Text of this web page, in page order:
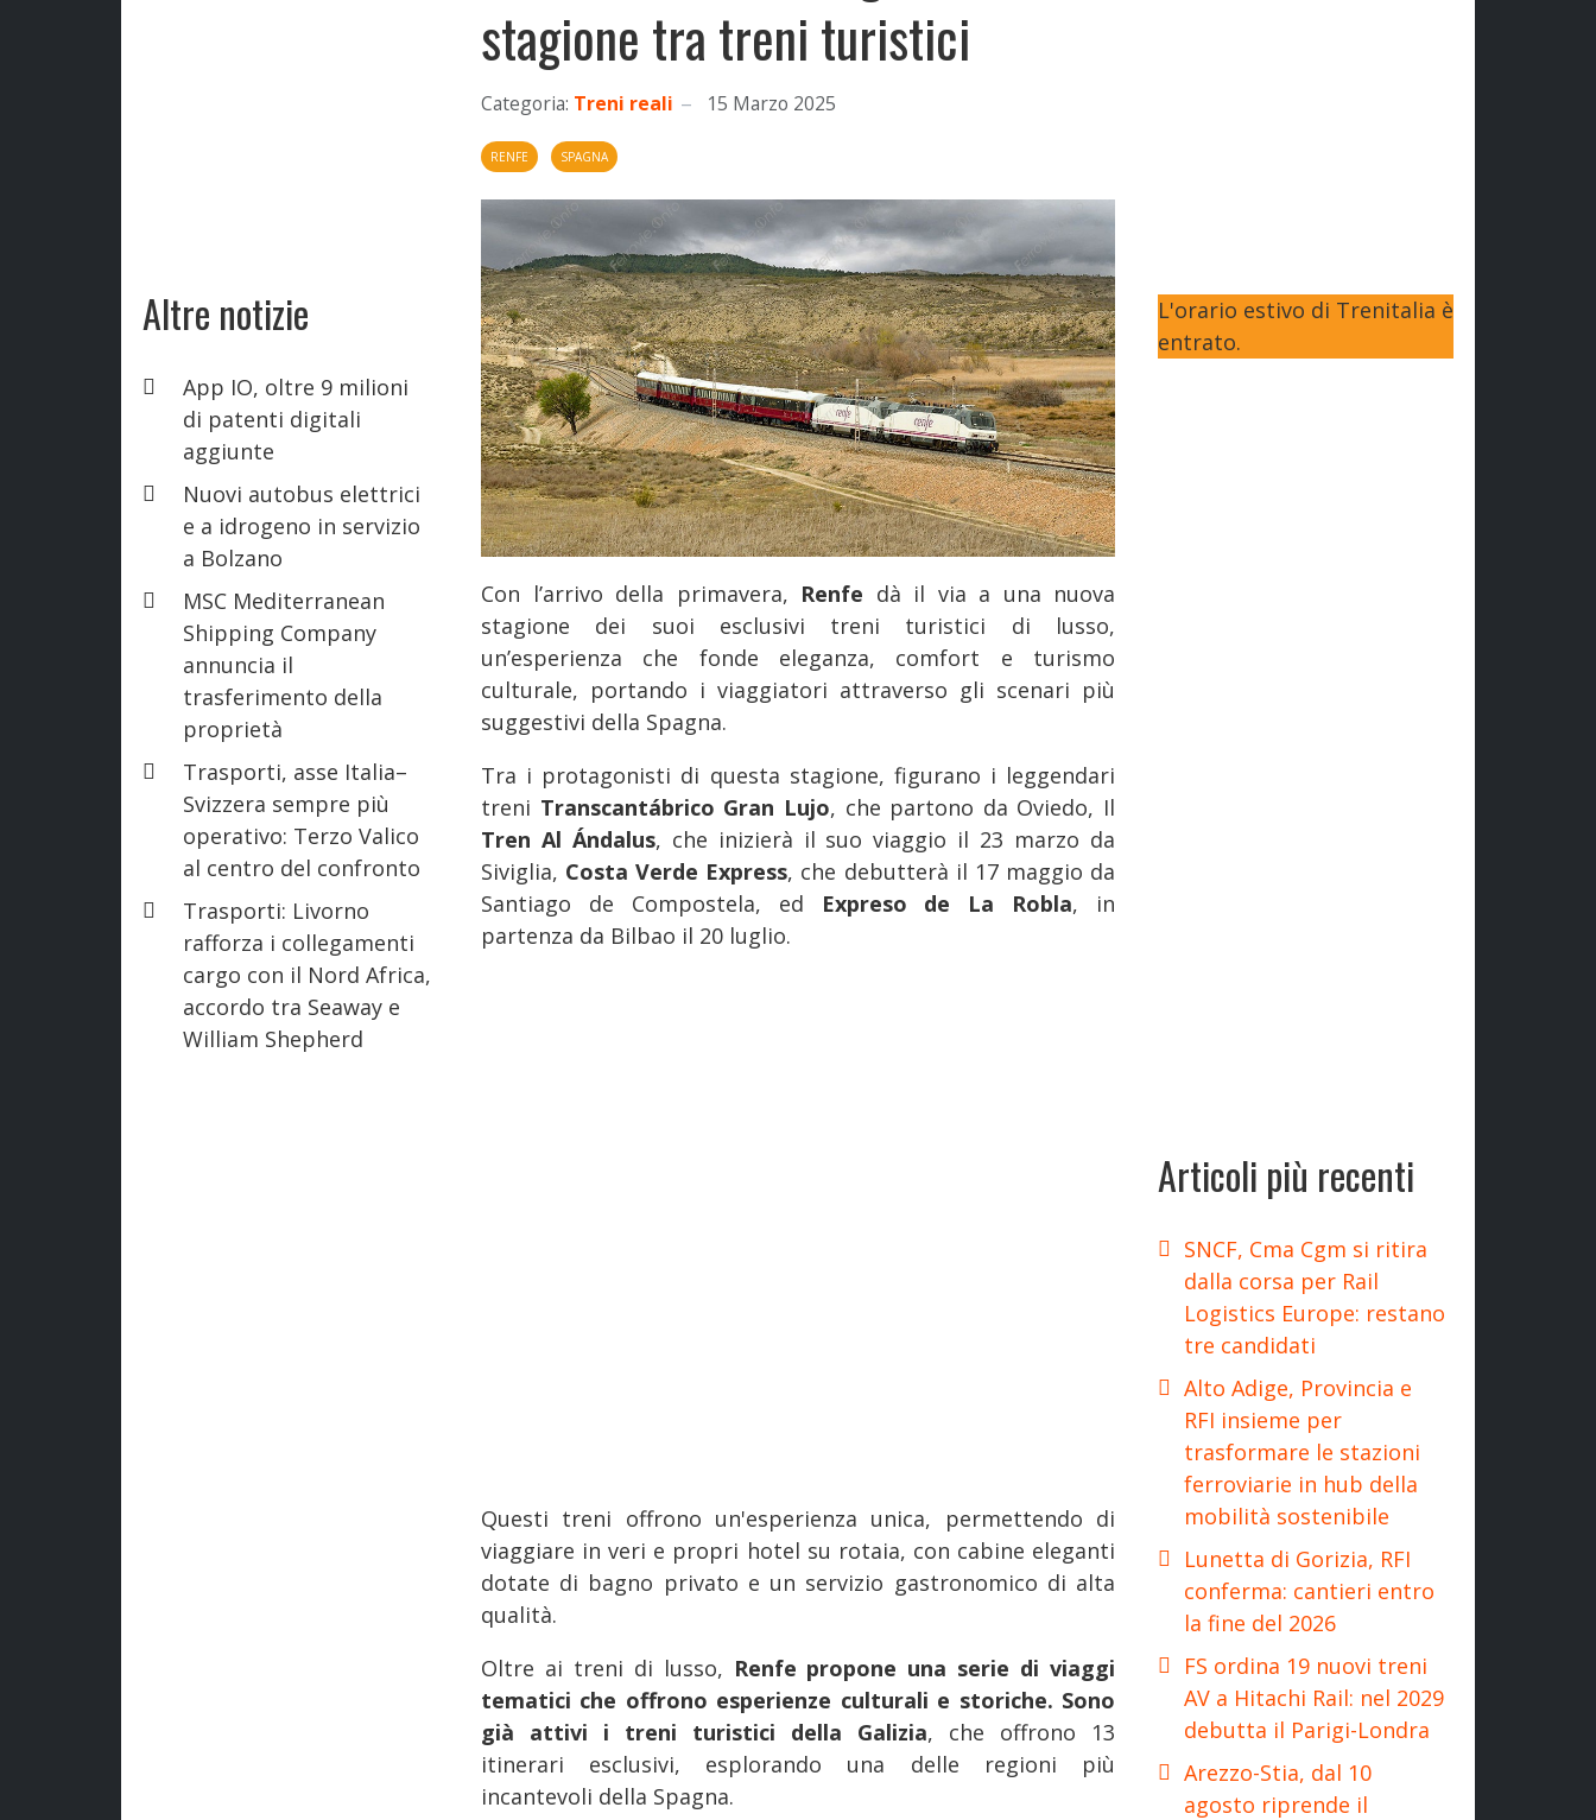
Altre notizie
App IO, oltre 9 milioni
di patenti digitali
aggiunte
Nuovi autobus elettrici
e a idrogeno in servizio
a Bolzano
MSC Mediterranean
Shipping Company
annuncia il
trasferimento della
proprietà
Trasporti, asse Italia–
Svizzera sempre più
operativo: Terzo Valico
al centro del confronto
Trasporti: Livorno
rafforza i collegamenti
cargo con il Nord Africa,
accordo tra Seaway e
William Shepherd
stagione tra treni turistici
Categoria: Treni reali 15 Marzo 2025
RENFE SPAGNA
Con l’arrivo della primavera, Renfe dà il via a una nuova
stagione dei suoi esclusivi treni turistici di lusso,
un’esperienza che fonde eleganza, comfort e turismo
culturale, portando i viaggiatori attraverso gli scenari più
suggestivi della Spagna.
Tra i protagonisti di questa stagione, figurano i leggendari
treni Transcantábrico Gran Lujo, che partono da Oviedo, Il
Tren Al Ándalus, che inizierà il suo viaggio il 23 marzo da
Siviglia, Costa Verde Express, che debutterà il 17 maggio da
Santiago de Compostela, ed
Expreso de La Robla, in
partenza da Bilbao il 20 luglio.
Questi treni offrono un'esperienza unica, permettendo di
viaggiare in veri e propri hotel su rotaia, con cabine eleganti
dotate di bagno privato e un servizio gastronomico di alta
qualità.
Oltre ai treni di lusso, Renfe propone una serie di viaggi
tematici che offrono esperienze culturali e storiche. Sono
già attivi i treni turistici della Galizia, che offrono 13
itinerari esclusivi, esplorando una delle regioni più
incantevoli della Spagna.
L'orario estivo di Trenitalia è
entrato.
Articoli più recenti
SNCF, Cma Cgm si ritira
dalla corsa per Rail
Logistics Europe: restano
tre candidati
Alto Adige, Provincia e
RFI insieme per
trasformare le stazioni
ferroviarie in hub della
mobilità sostenibile
Lunetta di Gorizia, RFI
conferma: cantieri entro
la fine del 2026
FS ordina 19 nuovi treni
AV a Hitachi Rail: nel 2029
debutta il Parigi-Londra
Arezzo-Stia, dal 10
agosto riprende il